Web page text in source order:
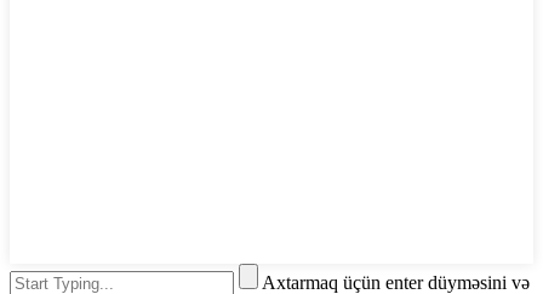
Axtarmaq üçün enter düyməsini və